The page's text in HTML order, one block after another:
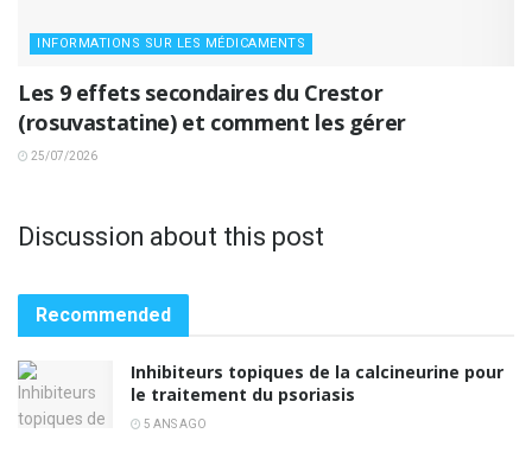
INFORMATIONS SUR LES MÉDICAMENTS
Les 9 effets secondaires du Crestor
(rosuvastatine) et comment les gérer
25/07/2026
Discussion about this post
Recommended
Inhibiteurs topiques de la calcineurine pour
le traitement du psoriasis
5 ANS AGO